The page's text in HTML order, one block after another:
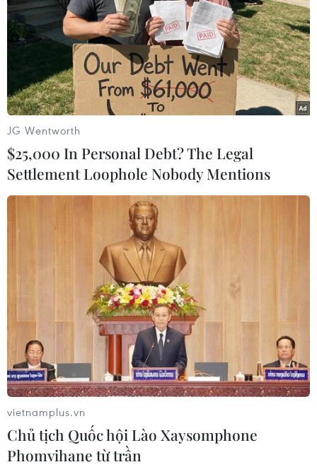
(Ảnh: Nguyễn Lý Bằng/Vietnam+)
Tác giả Trần Mai Hoa gửi gắm những suy tư vào 'Nơi nào đó'…
(Ảnh: Nguyễn Lý Bằng/Vietnam+)
JG Wentworth
$25,000 In Personal Debt? The Legal
Settlement Loophole Nobody Mentions
vietnamplus.vn
Chủ tịch Quốc hội Lào Xaysomphone
Phomvihane từ trần